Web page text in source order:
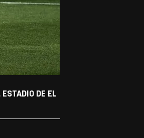
DE EL